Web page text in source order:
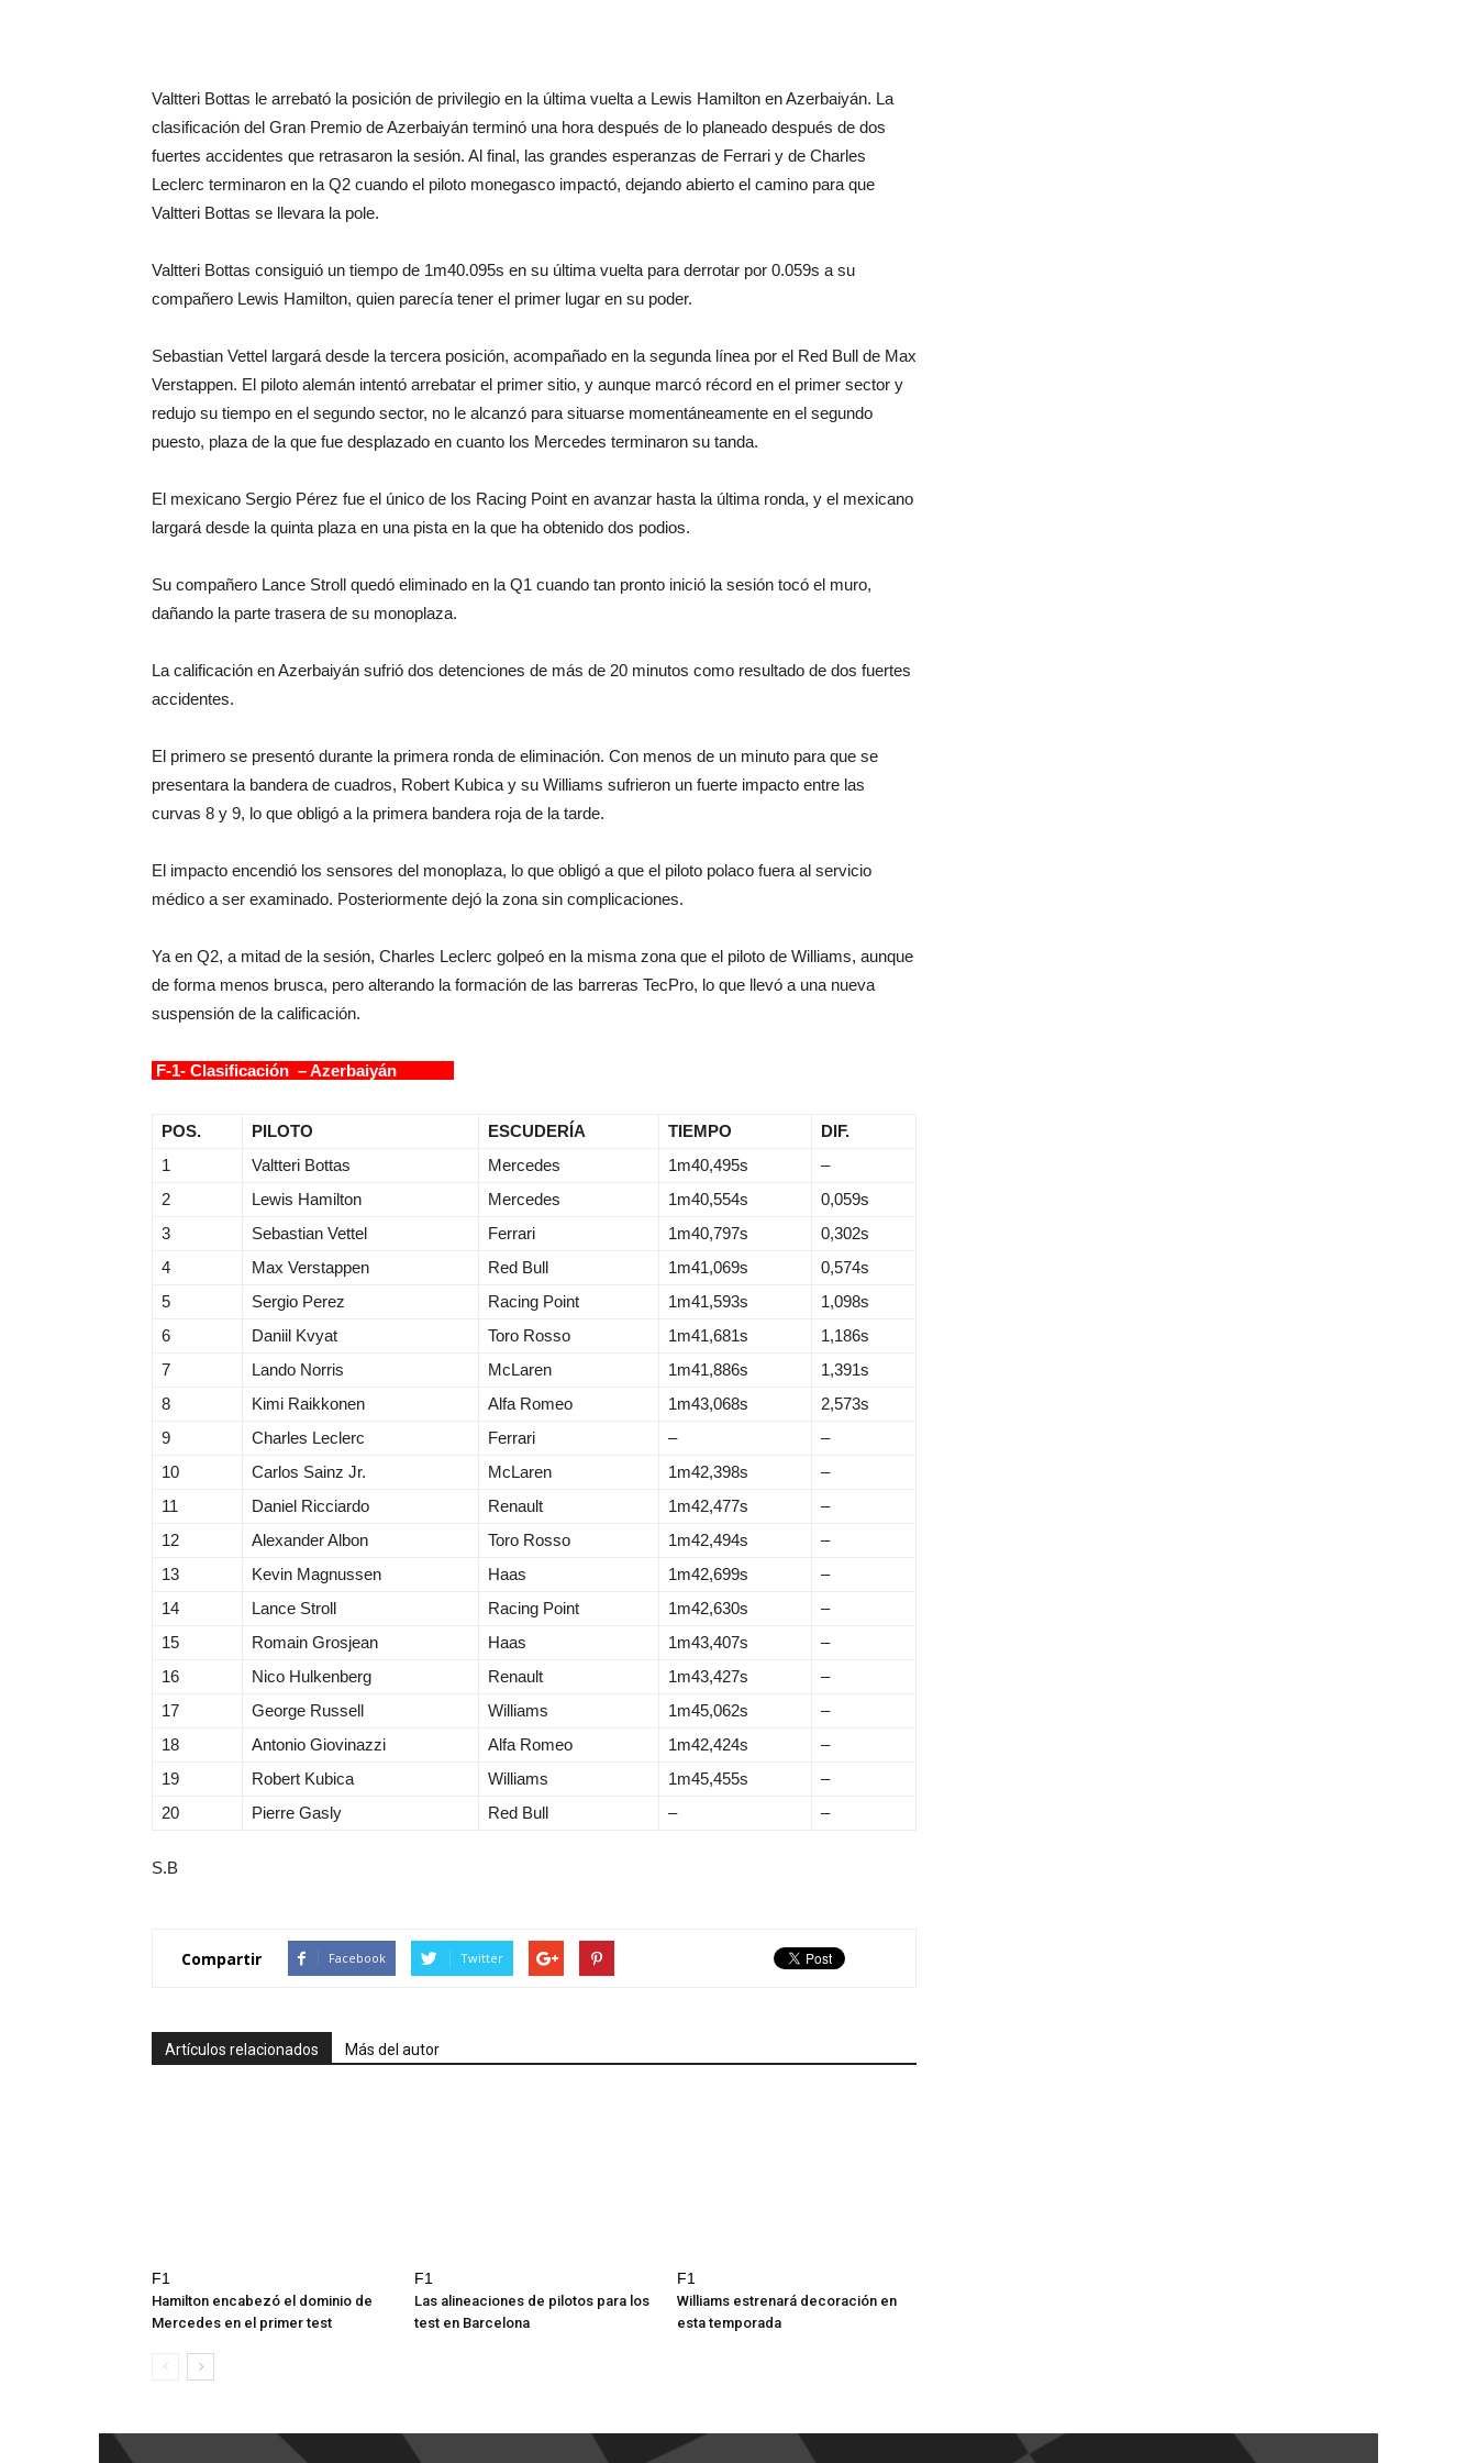
Valtteri Bottas le arrebató la posición de privilegio en la última vuelta a Lewis Hamilton en Azerbaiyán. La
clasificación del Gran Premio de Azerbaiyán terminó una hora después de lo planeado después de dos
fuertes accidentes que retrasaron la sesión. Al final, las grandes esperanzas de Ferrari y de Charles
Leclerc terminaron en la Q2 cuando el piloto monegasco impactó, dejando abierto el camino para que
Valtteri Bottas se llevara la pole.
Valtteri Bottas consiguió un tiempo de 1m40.095s en su última vuelta para derrotar por 0.059s a su
compañero Lewis Hamilton, quien parecía tener el primer lugar en su poder.
Sebastian Vettel largará desde la tercera posición, acompañado en la segunda línea por el Red Bull de Max
Verstappen. El piloto alemán intentó arrebatar el primer sitio, y aunque marcó récord en el primer sector y
redujo su tiempo en el segundo sector, no le alcanzó para situarse momentáneamente en el segundo
puesto, plaza de la que fue desplazado en cuanto los Mercedes terminaron su tanda.
El mexicano Sergio Pérez fue el único de los Racing Point en avanzar hasta la última ronda, y el mexicano
largará desde la quinta plaza en una pista en la que ha obtenido dos podios.
Su compañero Lance Stroll quedó eliminado en la Q1 cuando tan pronto inició la sesión tocó el muro,
dañando la parte trasera de su monoplaza.
La calificación en Azerbaiyán sufrió dos detenciones de más de 20 minutos como resultado de dos fuertes
accidentes.
El primero se presentó durante la primera ronda de eliminación. Con menos de un minuto para que se
presentara la bandera de cuadros, Robert Kubica y su Williams sufrieron un fuerte impacto entre las
curvas 8 y 9, lo que obligó a la primera bandera roja de la tarde.
El impacto encendió los sensores del monoplaza, lo que obligó a que el piloto polaco fuera al servicio
médico a ser examinado. Posteriormente dejó la zona sin complicaciones.
Ya en Q2, a mitad de la sesión, Charles Leclerc golpeó en la misma zona que el piloto de Williams, aunque
de forma menos brusca, pero alterando la formación de las barreras TecPro, lo que llevó a una nueva
suspensión de la calificación.
F-1- Clasificación – Azerbaiyán
POS. PILOTO ESCUDERÍA TIEMPO
DIF.
1
Valtteri Bottas Mercedes 1m40,495s
–
2
Lewis Hamilton Mercedes 1m40,554s
0,059s
3
Sebastian Vettel Ferrari 1m40,797s
0,302s
4
Max Verstappen Red Bull 1m41,069s
0,574s
5
Sergio Perez Racing Point 1m41,593s
1,098s
6
Daniil Kvyat Toro Rosso 1m41,681s
1,186s
7
Lando Norris McLaren 1m41,886s
1,391s
8
Kimi Raikkonen Alfa Romeo 1m43,068s
2,573s
9
Charles Leclerc Ferrari –
–
10
Carlos Sainz Jr. McLaren 1m42,398s
–
11
Daniel Ricciardo Renault 1m42,477s
–
12
Alexander Albon Toro Rosso 1m42,494s
–
13
Kevin Magnussen Haas 1m42,699s
–
14
Lance Stroll Racing Point 1m42,630s
–
15
Romain Grosjean Haas 1m43,407s
–
16
Nico Hulkenberg Renault 1m43,427s
–
17
George Russell Williams 1m45,062s
–
18
Antonio Giovinazzi Alfa Romeo 1m42,424s
–
19
Robert Kubica Williams 1m45,455s
–
20
Pierre Gasly Red Bull – –
S.B
Compartir Facebook Twitter
Artículos relacionados Más del autor
F1
Hamilton encabezó el dominio de
Mercedes en el primer test
F1
Las alineaciones de pilotos para los
test en Barcelona
F1
Williams estrenará decoración en
esta temporada